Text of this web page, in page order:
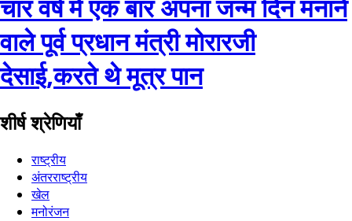
चार वर्ष में एक बार अपना जन्म दिन मनाने
वाले पूर्व प्रधान मंत्री मोरारजी
देसाई,करते थे मूत्र पान
शीर्ष श्रेणियाँ
राष्ट्रीय
अंतरराष्ट्रीय
खेल
मनोरंजन